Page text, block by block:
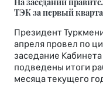
ТЭК за первый
Президент
апреля провел по
заседание
подведены итоги
месяца текущего